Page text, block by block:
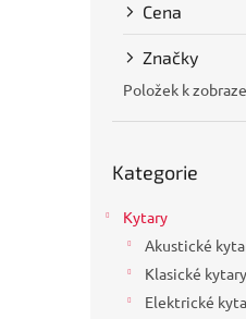
Cena
Značky
Položek k
kategorie
Kategorie
Kytary
Akustické
Klasické kytary
Elektrické